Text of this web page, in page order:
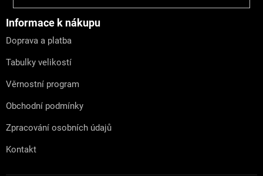
Informace k nákupu
Doprava a platba
Tabulky velikostí
Věrnostní program
Obchodní podmínky
Zpracování osobních údajů
Kontakt